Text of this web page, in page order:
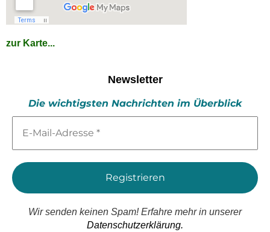
zur Karte...
Newsletter
Die wichtigsten Nachrichten im Überblick
Mail-
*
Wir senden keinen Spam! Erfahre mehr in unserer
Datenschutzerklärung.